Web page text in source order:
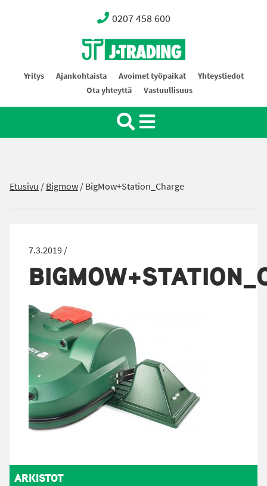
0207 458 600
Oy J-Trading Ab
Yritys Ajankohtaista Avoimet työpaikat
Yhteystiedot
Ota yhteyttä
Vastuullisuus
Etusivu /Bigmow/BigMow+Station_Charge
7.3.2019 /
ARKISTOT